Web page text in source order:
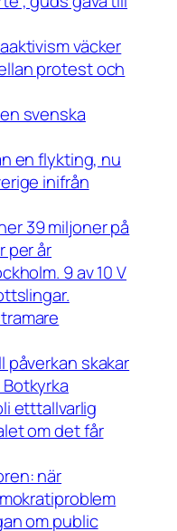
väcker
protest och
svenska
en flykting, nu
inifrån
39 miljoner på
per år
9 av 10 V
påverkan skakar
etttallvarlig
om det får
när
om public